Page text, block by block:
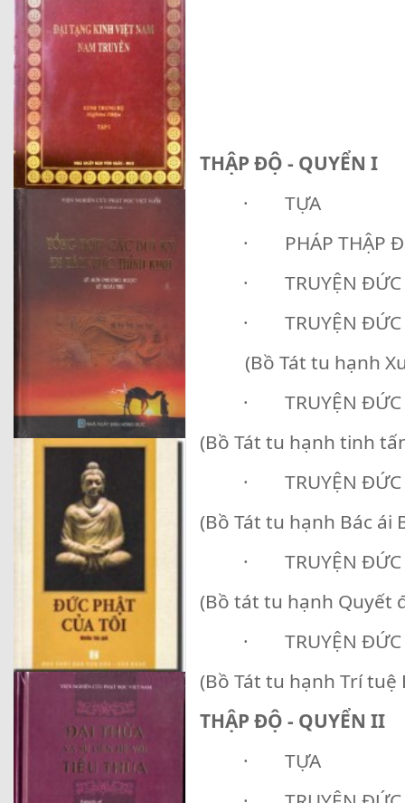
THẬP ĐỘ - QUYỂN I
· TỰA
· PHÁP THẬP
· TRUYỆN ĐỨC
· TRUYỆN ĐỨC
(Bồ Tát tu hạnh
· TRUYỆN ĐỨC
(Bồ Tát tu hạnh tinh
· TRUYỆN ĐỨC
(Bồ Tát tu hạnh Bác ái
· TRUYỆN ĐỨC
(Bồ tát tu hạnh Quyết
· TRUYỆN ĐỨC
(Bồ Tát tu hạnh Trí tuệ
THẬP ĐỘ - QUYỂN II
· TỰA